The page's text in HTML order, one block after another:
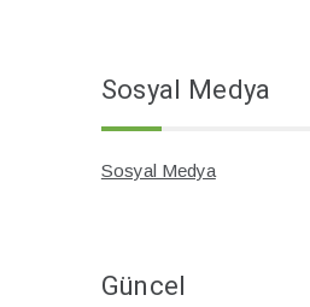
Sosyal Medya
Sosyal Medya
Güncel